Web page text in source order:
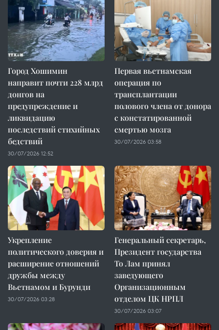
Город Хошимин
направит почти 228 млрд
донгов на
предупреждение и
ликвидацию
последствий стихийных
бедствий
30/07/2026 12:52
Первая вьетнамская
операция по
трансплантации
полового члена от донора
с констатированной
смертью мозга
30/07/2026 03:58
Укрепление
политического доверия и
расширение отношений
дружбы между
Вьетнамом и Бурунди
30/07/2026 03:28
Генеральный секретарь,
Президент государства
То Лам принял
заведующего
Организационным
отделом ЦК НРПЛ
30/07/2026 03:07